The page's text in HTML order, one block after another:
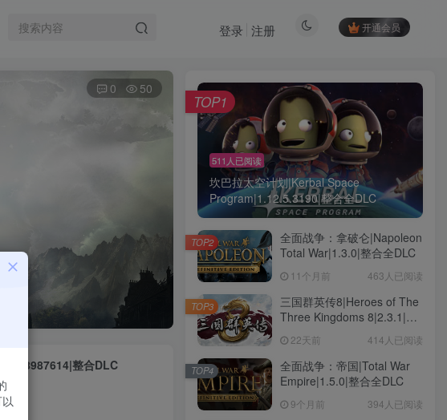
开通会员
登录 注册
0 50
整合DLC
511人已阅读
坎巴拉太空计划|Kerbal Space
Program|1.12.5.3190|整合全DLC
TOP1
全面战争：拿破仑|Napoleon
Total War|1.3.0|整合全DLC
11个月前 463人已阅读
TOP2
三国群英传8|Heroes of The
Three Kingdoms 8|2.3.1|整
22天前 414人已阅读
TOP3
全面战争：帝国|Total War
Empire|1.5.0|整合全DLC
9个月前 394人已阅读
TOP4